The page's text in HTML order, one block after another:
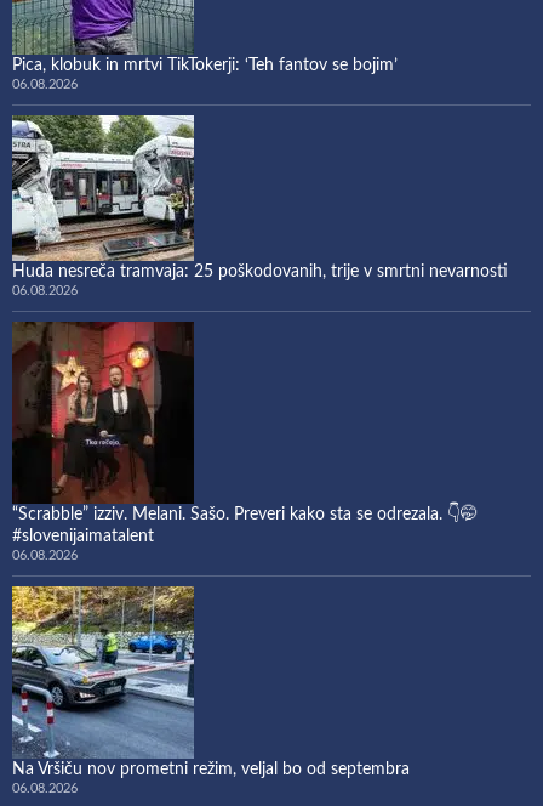
Pica, klobuk in mrtvi TikTokerji: ‘Teh fantov se bojim’
06.08.2026
Huda nesreča tramvaja: 25 poškodovanih, trije v smrtni nevarnosti
06.08.2026
“Scrabble” izziv. Melani. Sašo. Preveri kako sta se odrezala. 👇🤭
#slovenijaimatalent
06.08.2026
Na Vršiču nov prometni režim, veljal bo od septembra
06.08.2026